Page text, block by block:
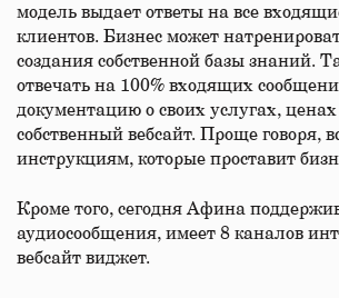
модель выдает ответы на все
клиентов. Бизнес может
создания собственной базы знаний.
отвечать на 100% входящих
документацию о своих услугах,
собственный вебсайт. Проще говоря,
инструкциям, которые проставит
Кроме того, сегодня Афина
аудиосообщения, имеет 8 каналов
вебсайт виджет.